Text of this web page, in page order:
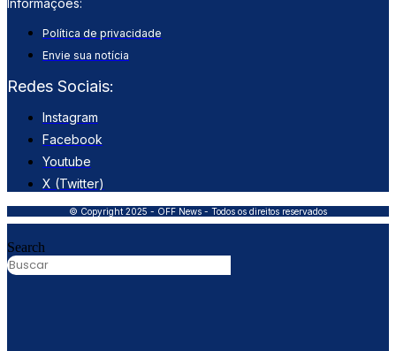
Política de privacidade
Envie sua notícia
Redes Sociais:
Instagram
Facebook
Youtube
X (Twitter)
© Copyright 2025 - OFF News - Todos os direitos reservados
Search